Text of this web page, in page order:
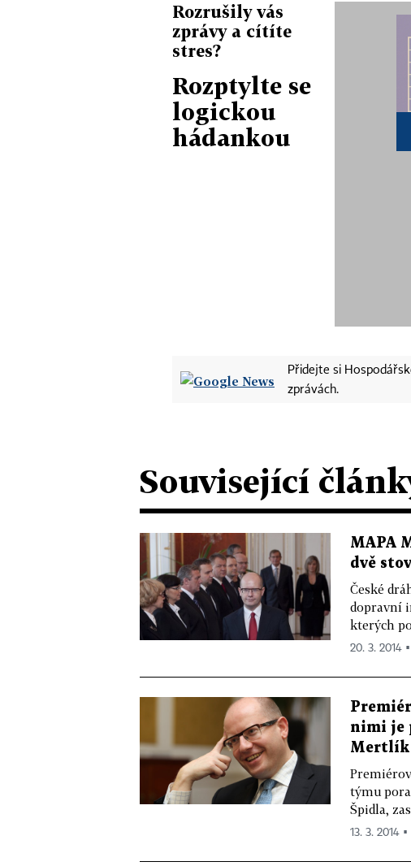
Rozrušily vás
zprávy a cítíte
stres?
Rozptylte se
logickou
hádankou
Přidejte si
zprávách.
Související
MAPA
dvě
České
dopravní
kterých
20. 3. 2014
nimi je
Mertlík
týmu
Špidla,
13. 3. 2014